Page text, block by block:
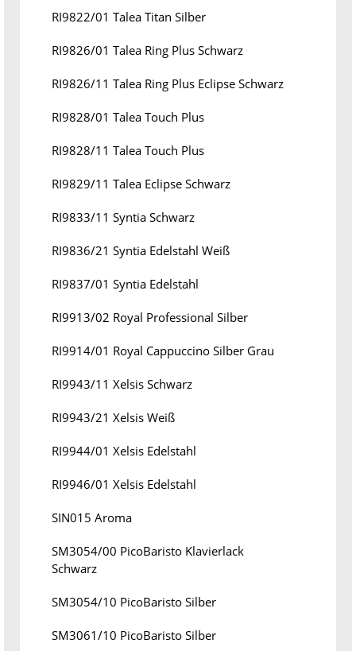
RI9822/01 Talea Titan Silber
RI9826/01 Talea Ring Plus Schwarz
RI9826/11 Talea Ring Plus Eclipse Schwarz
RI9828/01 Talea Touch Plus
RI9828/11 Talea Touch Plus
RI9829/11 Talea Eclipse Schwarz
RI9833/11 Syntia Schwarz
RI9836/21 Syntia Edelstahl Weiß
RI9837/01 Syntia Edelstahl
RI9913/02 Royal Professional Silber
RI9914/01 Royal Cappuccino Silber Grau
RI9943/11 Xelsis Schwarz
RI9943/21 Xelsis Weiß
RI9944/01 Xelsis Edelstahl
RI9946/01 Xelsis Edelstahl
SIN015 Aroma
SM3054/00 PicoBaristo Klavierlack
Schwarz
SM3054/10 PicoBaristo Silber
SM3061/10 PicoBaristo Silber